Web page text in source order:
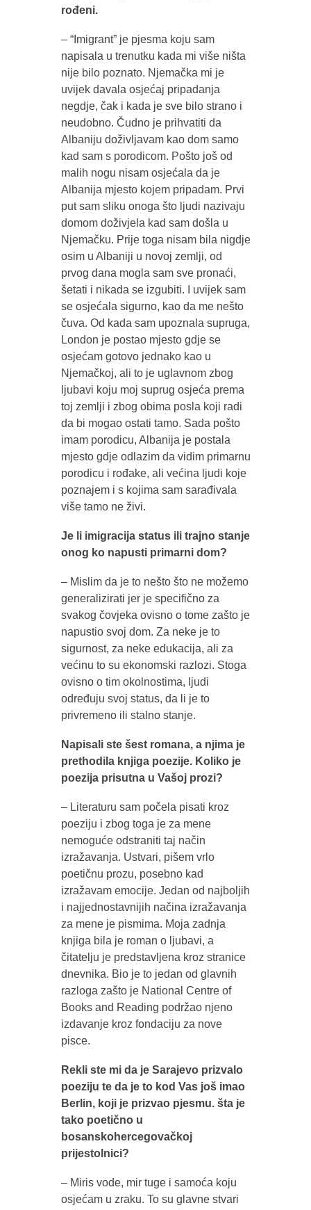
rođeni.
– “Imigrant” je pjesma koju sam
napisala u trenutku kada mi više ništa
nije bilo poznato. Njemačka mi je
uvijek davala osjećaj pripadanja
negdje, čak i kada je sve bilo strano i
neudobno. Čudno je prihvatiti da
Albaniju doživljavam kao dom samo
kad sam s porodicom. Pošto još od
malih nogu nisam osjećala da je
Albanija mjesto kojem pripadam. Prvi
put sam sliku onoga što ljudi nazivaju
domom doživjela kad sam došla u
Njemačku. Prije toga nisam bila nigdje
osim u Albaniji u novoj zemlji, od
prvog dana mogla sam sve pronaći,
šetati i nikada se izgubiti. I uvijek sam
se osjećala sigurno, kao da me nešto
čuva. Od kada sam upoznala supruga,
London je postao mjesto gdje se
osjećam gotovo jednako kao u
Njemačkoj, ali to je uglavnom zbog
ljubavi koju moj suprug osjeća prema
toj zemlji i zbog obima posla koji radi
da bi mogao ostati tamo. Sada pošto
imam porodicu, Albanija je postala
mjesto gdje odlazim da vidim primarnu
porodicu i rođake, ali većina ljudi koje
poznajem i s kojima sam sarađivala
više tamo ne živi.
Je li imigracija status ili trajno stanje
onog ko napusti primarni dom?
– Mislim da je to nešto što ne možemo
generalizirati jer je specifično za
svakog čovjeka ovisno o tome zašto je
napustio svoj dom. Za neke je to
sigurnost, za neke edukacija, ali za
većinu to su ekonomski razlozi. Stoga
ovisno o tim okolnostima, ljudi
određuju svoj status, da li je to
privremeno ili stalno stanje.
Napisali ste šest romana, a njima je
prethodila knjiga poezije. Koliko je
poezija prisutna u Vašoj prozi?
– Literaturu sam počela pisati kroz
poeziju i zbog toga je za mene
nemoguće odstraniti taj način
izražavanja. Ustvari, pišem vrlo
poetičnu prozu, posebno kad
izražavam emocije. Jedan od najboljih
i najjednostavnijih načina izražavanja
za mene je pismima. Moja zadnja
knjiga bila je roman o ljubavi, a
čitatelju je predstavljena kroz stranice
dnevnika. Bio je to jedan od glavnih
razloga zašto je National Centre of
Books and Reading podržao njeno
izdavanje kroz fondaciju za nove
pisce.
Rekli ste mi da je Sarajevo prizvalo
poeziju te da je to kod Vas još imao
Berlin, koji je prizvao pjesmu. šta je
tako poetično u
bosanskohercegovačkoj
prijestolnici?
– Miris vode, mir tuge i samoća koju
osjećam u zraku. To su glavne stvari